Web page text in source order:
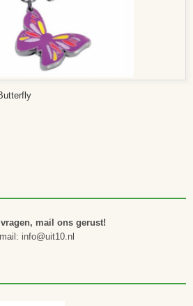
vragen, mail ons gerust!
mail: info@uit10.nl